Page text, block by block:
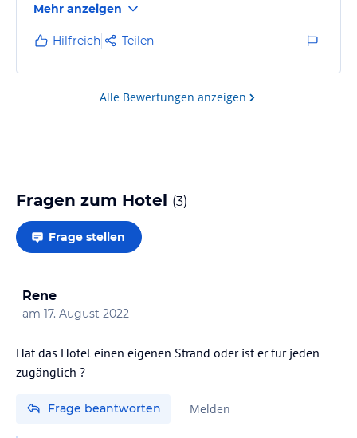
Mehr anzeigen
Hilfreich Teilen
Alle Bewertungen anzeigen
Fragen zum Hotel (3)
Frage stellen
Rene
am 17. August 2022
Hat das Hotel einen eigenen Strand oder ist er für jeden
zugänglich ?
Frage beantworten Melden